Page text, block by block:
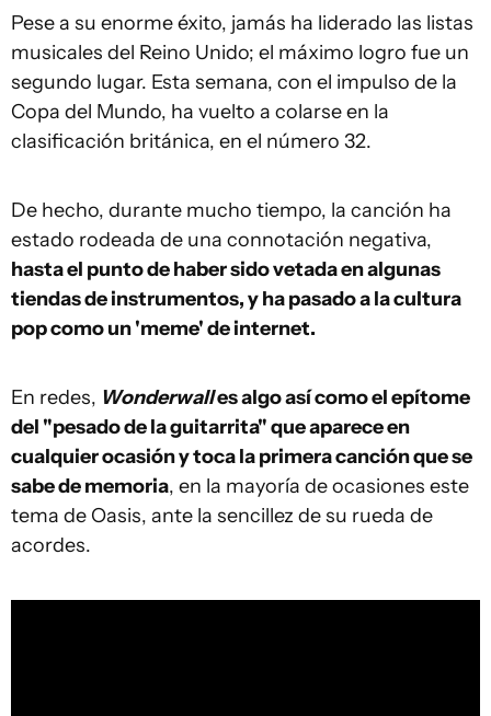
Pese a su enorme éxito, jamás ha liderado las listas
musicales del Reino Unido; el máximo logro fue un
segundo lugar. Esta semana, con el impulso de la
Copa del Mundo, ha vuelto a colarse en la
clasificación británica, en el número 32.
De hecho, durante mucho tiempo, la canción ha
estado rodeada de una connotación negativa,
hasta el punto de haber sido vetada en algunas
tiendas de instrumentos, y ha pasado a la cultura
pop como un 'meme' de internet.
En redes, Wonderwalles algo así como el epítome
del "pesado de la guitarrita" que aparece en
cualquier ocasión y toca la primera canción que se
sabe de memoria, en la mayoría de ocasiones este
tema de Oasis, ante la sencillez de su rueda de
acordes.